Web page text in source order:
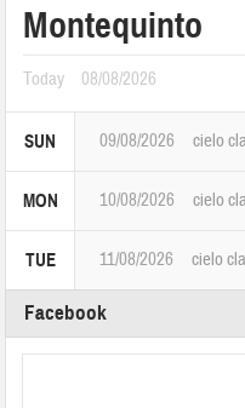
Montequinto
Today 08/08/2026
SUN 09/08/2026 cielo
MON 10/08/2026 cielo
TUE 11/08/2026 cielo
Facebook